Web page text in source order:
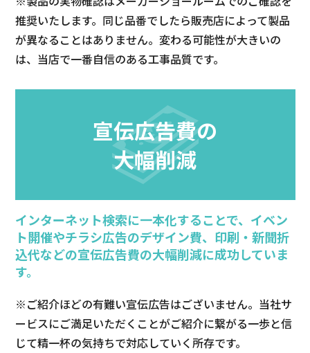
お問い合わせ
推奨いたします。同じ品番でしたら販売店によって製品
が異なることはありません。変わる可能性が大きいの
は、当店で一番自信のある工事品質です。
宣伝広告費の
大幅削減
インターネット検索に一本化することで、イベン
ト開催やチラシ広告のデザイン費、印刷・新聞折
込代などの宣伝広告費の大幅削減に成功していま
す。
※ご紹介ほどの有難い宣伝広告はございません。当社サ
ービスにご満足いただくことがご紹介に繋がる一歩と信
じて精一杯の気持ちで対応していく所存です。